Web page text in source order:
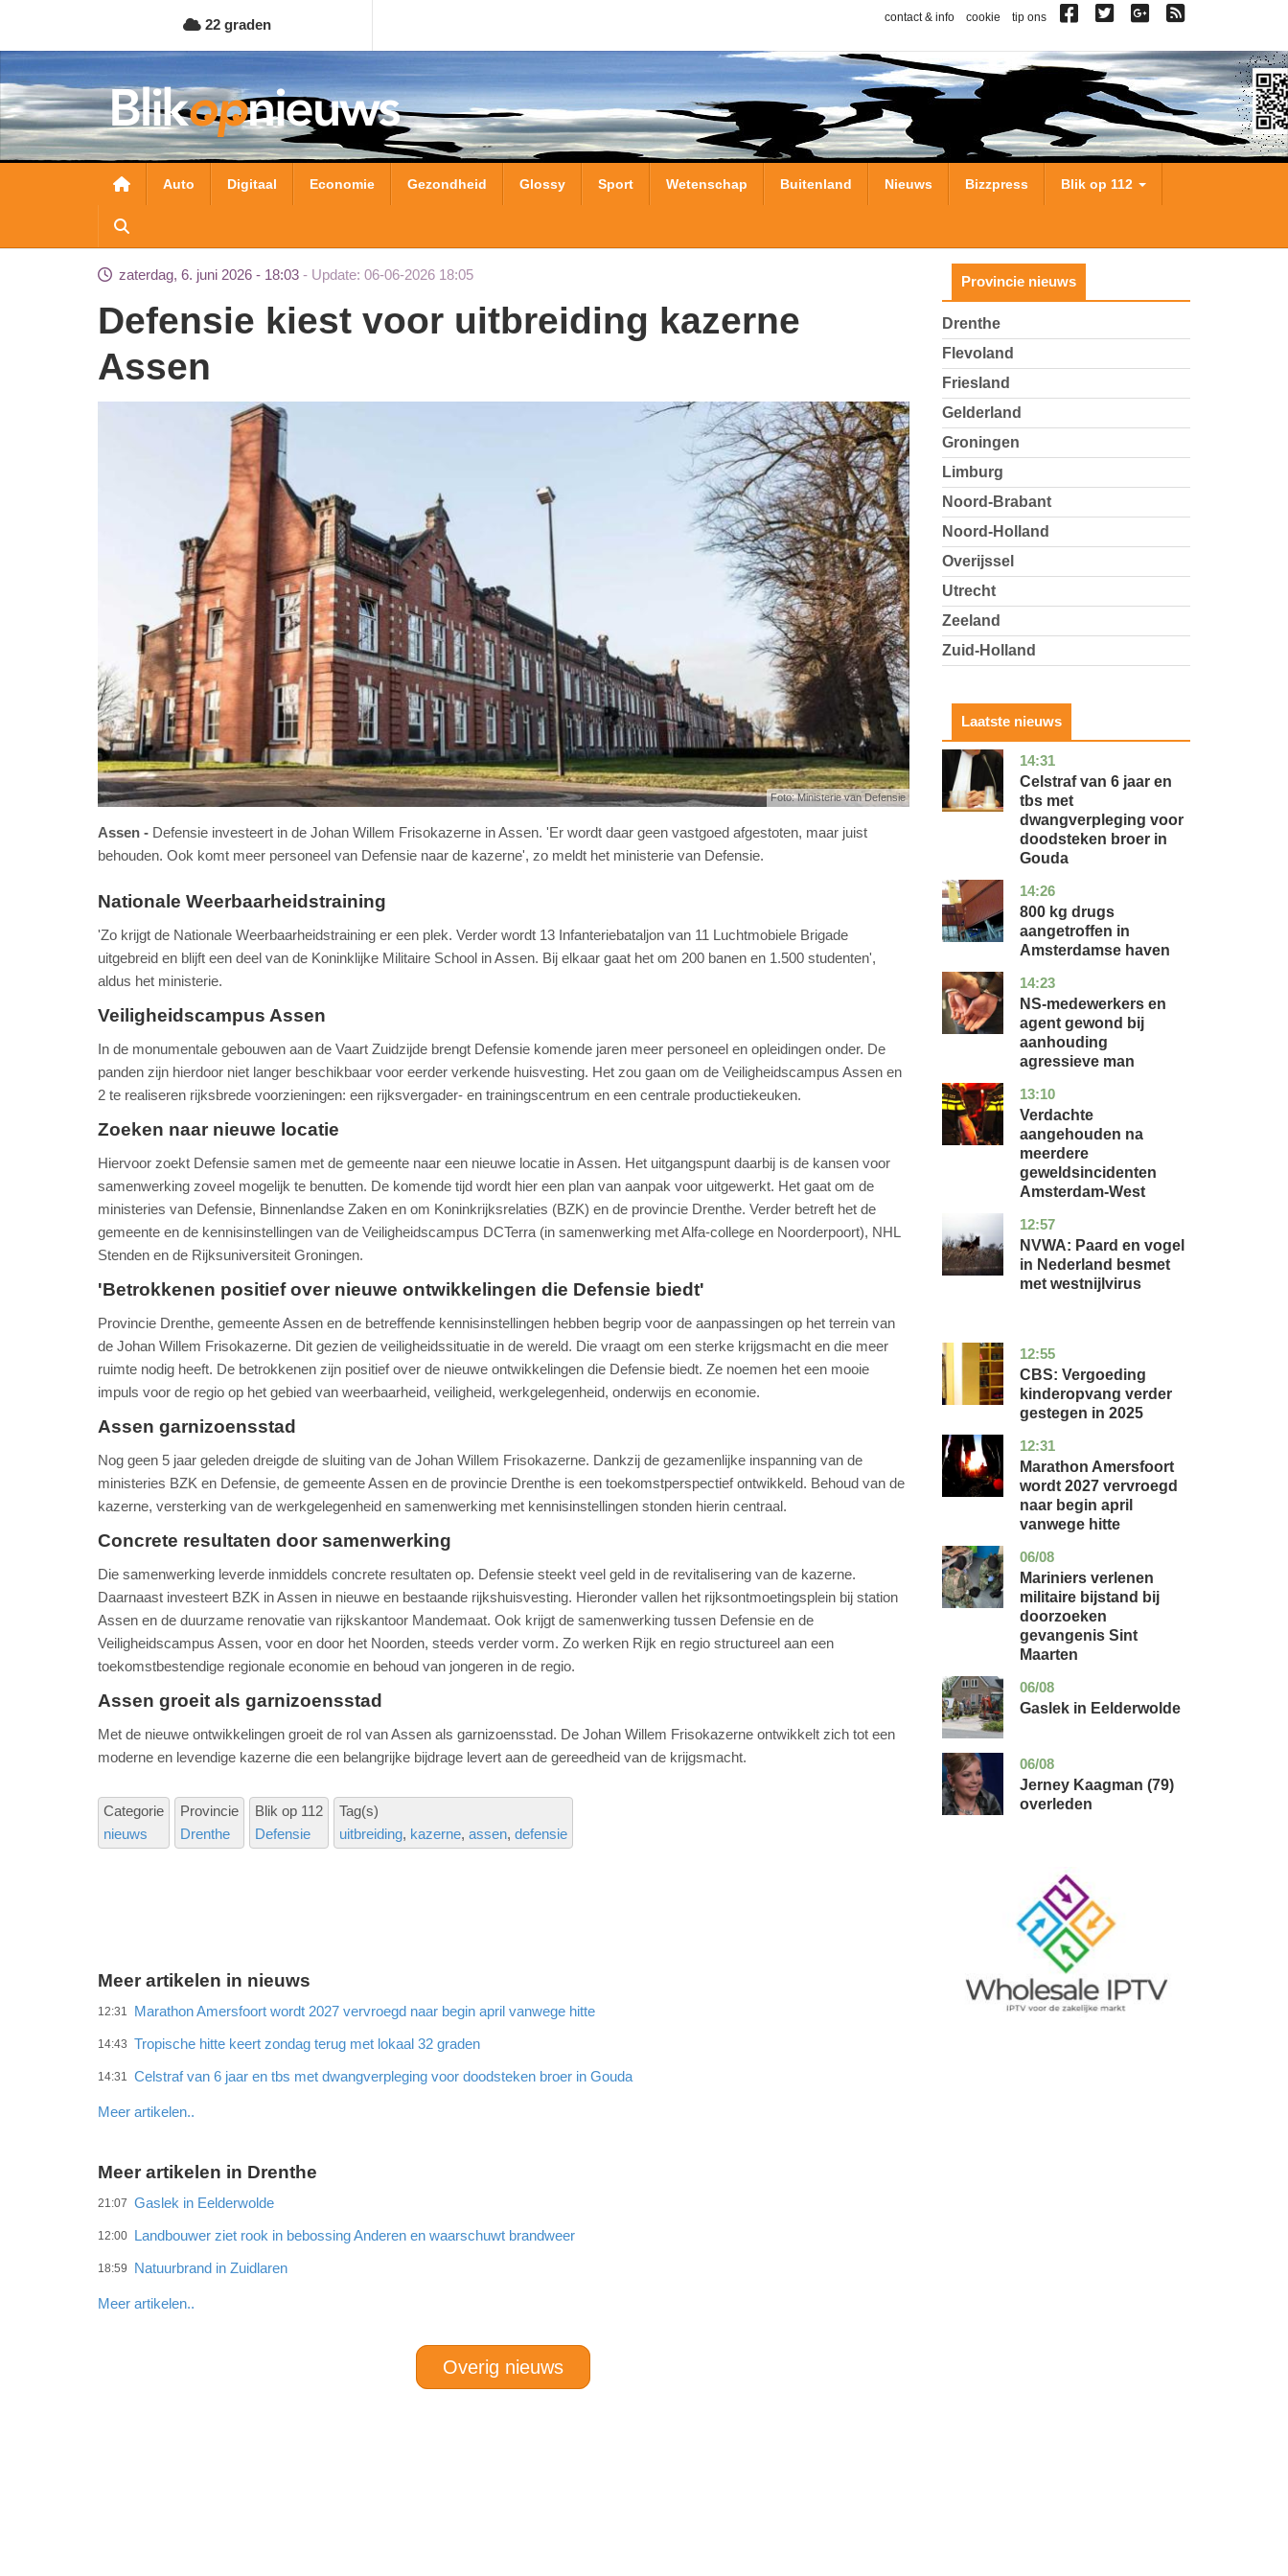
naar
de
inhoud
gaan
22 graden contact & info cookie tip ons
Hoofdnavigatie
Auto Digitaal Economie Gezondheid Glossy Sport Wetenschap Buitenland Nieuws Bizzpress Blik op 112
zaterdag, 6. juni 2026 - 18:03 Update: 06-06-2026 18:05
Defensie kiest voor uitbreiding kazerne
Assen
Foto: Ministerie van Defensie
Assen
Defensie investeert in de Johan Willem Frisokazerne in Assen. 'Er wordt daar geen vastgoed afgestoten, maar juist
behouden. Ook komt meer personeel van Defensie naar de kazerne', zo meldt het ministerie van Defensie.
Nationale Weerbaarheidstraining
'Zo krijgt de Nationale Weerbaarheidstraining er een plek. Verder wordt 13 Infanteriebataljon van 11 Luchtmobiele Brigade
uitgebreid en blijft een deel van de Koninklijke Militaire School in Assen. Bij elkaar gaat het om 200 banen en 1.500 studenten',
aldus het ministerie.
Veiligheidscampus Assen
In de monumentale gebouwen aan de Vaart Zuidzijde brengt Defensie komende jaren meer personeel en opleidingen onder. De
panden zijn hierdoor niet langer beschikbaar voor eerder verkende huisvesting. Het zou gaan om de Veiligheidscampus Assen en
2 te realiseren rijksbrede voorzieningen: een rijksvergader- en trainingscentrum en een centrale productiekeuken.
Zoeken naar nieuwe locatie
Hiervoor zoekt Defensie samen met de gemeente naar een nieuwe locatie in Assen. Het uitgangspunt daarbij is de kansen voor
samenwerking zoveel mogelijk te benutten. De komende tijd wordt hier een plan van aanpak voor uitgewerkt. Het gaat om de
ministeries van Defensie, Binnenlandse Zaken en om Koninkrijksrelaties (BZK) en de provincie Drenthe. Verder betreft het de
gemeente en de kennisinstellingen van de Veiligheidscampus DCTerra (in samenwerking met Alfa-college en Noorderpoort), NHL
Stenden en de Rijksuniversiteit Groningen.
'Betrokkenen positief over nieuwe ontwikkelingen die Defensie biedt'
Provincie Drenthe, gemeente Assen en de betreffende kennisinstellingen hebben begrip voor de aanpassingen op het terrein van
de Johan Willem Frisokazerne. Dit gezien de veiligheidssituatie in de wereld. Die vraagt om een sterke krijgsmacht en die meer
ruimte nodig heeft. De betrokkenen zijn positief over de nieuwe ontwikkelingen die Defensie biedt. Ze noemen het een mooie
impuls voor de regio op het gebied van weerbaarheid, veiligheid, werkgelegenheid, onderwijs en economie.
Assen garnizoensstad
Nog geen 5 jaar geleden dreigde de sluiting van de Johan Willem Frisokazerne. Dankzij de gezamenlijke inspanning van de
ministeries BZK en Defensie, de gemeente Assen en de provincie Drenthe is een toekomstperspectief ontwikkeld. Behoud van de
kazerne, versterking van de werkgelegenheid en samenwerking met kennisinstellingen stonden hierin centraal.
Concrete resultaten door samenwerking
Die samenwerking leverde inmiddels concrete resultaten op. Defensie steekt veel geld in de revitalisering van de kazerne.
Daarnaast investeert BZK in Assen in nieuwe en bestaande rijkshuisvesting. Hieronder vallen het rijksontmoetingsplein bij station
Assen en de duurzame renovatie van rijkskantoor Mandemaat. Ook krijgt de samenwerking tussen Defensie en de
Veiligheidscampus Assen, voor en door het Noorden, steeds verder vorm. Zo werken Rijk en regio structureel aan een
toekomstbestendige regionale economie en behoud van jongeren in de regio.
Assen groeit als garnizoensstad
Met de nieuwe ontwikkelingen groeit de rol van Assen als garnizoensstad. De Johan Willem Frisokazerne ontwikkelt zich tot een
moderne en levendige kazerne die een belangrijke bijdrage levert aan de gereedheid van de krijgsmacht.
Categorie
nieuws
Provincie
Drenthe
Blik op 112
Defensie
Tag(s)
uitbreiding kazerne assen defensie
Meer artikelen in nieuws
12:31 Marathon Amersfoort wordt 2027 vervroegd naar begin april vanwege hitte
14:43 Tropische hitte keert zondag terug met lokaal 32 graden
14:31 Celstraf van 6 jaar en tbs met dwangverpleging voor doodsteken broer in Gouda
Meer artikelen..
Meer artikelen in Drenthe
21:07 Gaslek in Eelderwolde
12:00 Landbouwer ziet rook in bebossing Anderen en waarschuwt brandweer
18:59 Natuurbrand in Zuidlaren
Meer artikelen..
Overig nieuws
Provincie nieuws
Drenthe
Flevoland
Friesland
Gelderland
Groningen
Limburg
Noord-Brabant
Noord-Holland
Overijssel
Utrecht
Zeeland
Zuid-Holland
Laatste nieuws
14:31
zuid-
holland
nieuws
Celstraf van 6 jaar en
tbs met
dwangverpleging voor
doodsteken broer in
Gouda
14:26
noord-
holland
nieuws
800 kg drugs
aangetroffen in
Amsterdamse haven
14:23
flevoland
nieuws
NS-medewerkers en
agent gewond bij
aanhouding
agressieve man
13:10
noord-
holland
nieuws
Verdachte
aangehouden na
meerdere
geweldsincidenten
Amsterdam-West
12:57
utrecht
nieuws
NVWA: Paard en vogel
in Nederland besmet
met westnijlvirus
12:55
zuid-
holland
economie
CBS: Vergoeding
kinderopvang verder
gestegen in 2025
12:31
utrecht
nieuws
Marathon Amersfoort
wordt 2027 vervroegd
naar begin april
vanwege hitte
06/08
buitenland
Mariniers verlenen
militaire bijstand bij
doorzoeken
gevangenis Sint
Maarten
06/08
drenthe
nieuws
Gaslek in Eelderwolde
06/08
noord-
glossy
Jerney Kaagman (79)
overleden